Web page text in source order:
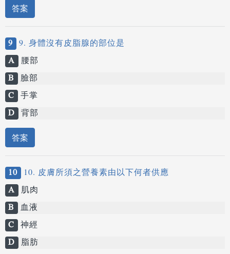
答案
9 9. 身體沒有皮脂腺的部位是
A 腰部
B 臉部
C 手掌
D 背部
答案
10 10. 皮膚所須之營養素由以下何者供應
A 肌肉
B 血液
C 神經
D 脂肪